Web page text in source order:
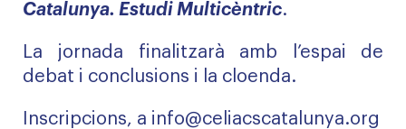
Catalunya. Estudi Multicèntric.
La jornada finalitzarà amb l’espai de
debat i conclusions i la cloenda.
Inscripcions, a info@celiacscatalunya.org